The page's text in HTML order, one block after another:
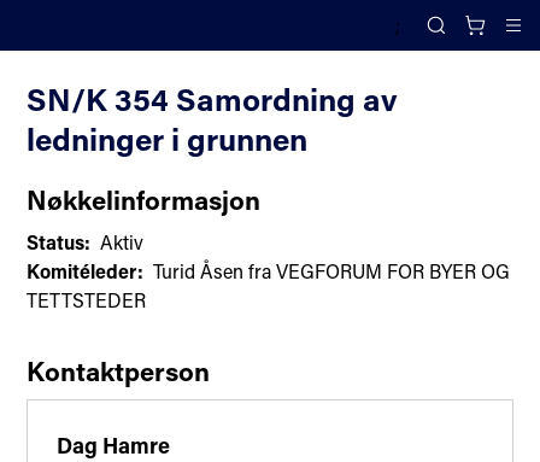
;
Search
SN/K 354 Samordning av
ledninger i grunnen
Nøkkelinformasjon
Status: Aktiv
Komitéleder: Turid Åsen fra VEGFORUM FOR BYER OG
TETTSTEDER
Kontaktperson
Dag Hamre